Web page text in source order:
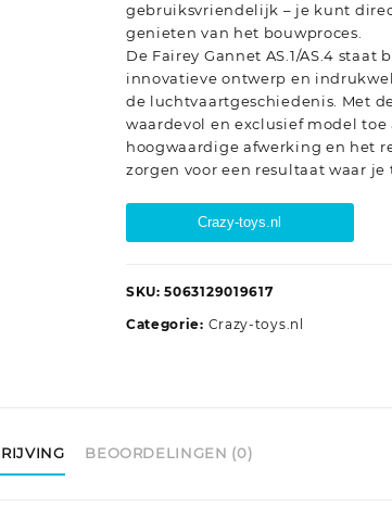
gebruiksvriendelijk – je kunt
genieten van het bouwproces.
De Fairey Gannet AS.1/AS.4 staat
innovatieve ontwerp en
de luchtvaartgeschiedenis. Met
waardevol en exclusief model toe
hoogwaardige afwerking en het
zorgen voor een resultaat waar
Crazy-toys.nl
SKU:5063129019617
Categorie: Crazy-toys.nl
BEOORDELINGEN (0)